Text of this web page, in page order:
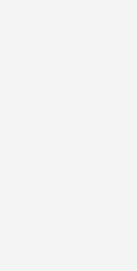
der